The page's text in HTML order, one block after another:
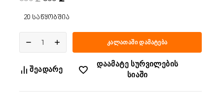
20 საწყობშია
კალათაში დამატება
შეადარე
დაამატე სურვილების
სიაში